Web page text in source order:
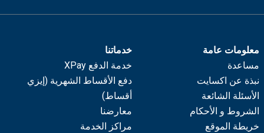
معلومات عامة
مساعدة
نبذة عن اكسايت
الأسئلة الشائعة
الشروط و الأحكام
خريطة الموقع
خدماتنا
خدمة الدفع XPay
دفع الأقساط الشهرية (إيزي
أقساط)
معارضنا
مراكز الخدمة